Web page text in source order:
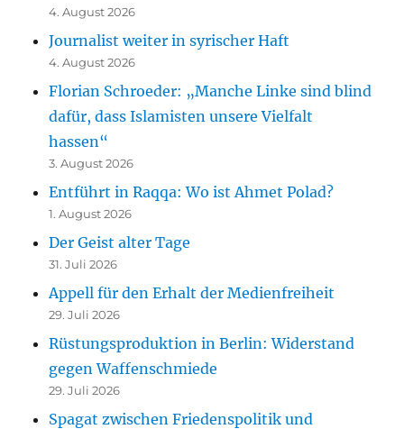
4. August 2026
Journalist weiter in syrischer Haft
4. August 2026
Florian Schroeder: „Manche Linke sind blind
dafür, dass Islamisten unsere Vielfalt
hassen“
3. August 2026
Entführt in Raqqa: Wo ist Ahmet Polad?
1. August 2026
Der Geist alter Tage
31. Juli 2026
Appell für den Erhalt der Medienfreiheit
29. Juli 2026
Rüstungsproduktion in Berlin: Widerstand
gegen Waffenschmiede
29. Juli 2026
Spagat zwischen Friedenspolitik und